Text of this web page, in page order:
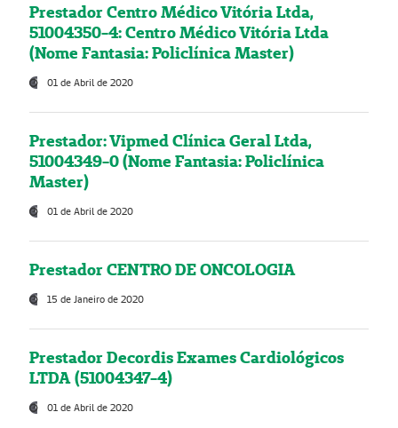
Prestador Centro Médico Vitória Ltda,
51004350-4: Centro Médico Vitória Ltda
(Nome Fantasia: Policlínica Master)
01 de Abril de 2020
Prestador: Vipmed Clínica Geral Ltda,
51004349-0 (Nome Fantasia: Policlínica
Master)
01 de Abril de 2020
Prestador CENTRO DE ONCOLOGIA
15 de Janeiro de 2020
Prestador Decordis Exames Cardiológicos
LTDA (51004347-4)
01 de Abril de 2020